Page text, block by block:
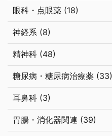
眼科・点眼薬 (18)
神経系 (8)
精神科 (48)
糖尿病・糖尿病治療薬 (33)
耳鼻科 (3)
胃腸・消化器関連 (39)